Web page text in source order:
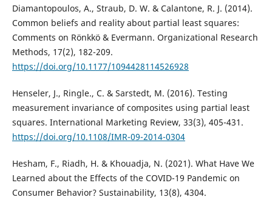
Diamantopoulos, A., Straub, D. W. & Calantone, R. J. (2014).
Common beliefs and reality about partial least squares:
Comments on Rönkkö & Evermann. Organizational Research
Methods, 17(2), 182-209.
https://doi.org/10.1177/1094428114526928
Henseler, J., Ringle., C. & Sarstedt, M. (2016). Testing
measurement invariance of composites using partial least
squares. International Marketing Review, 33(3), 405-431.
https://doi.org/10.1108/IMR-09-2014-0304
Hesham, F., Riadh, H. & Khouadja, N. (2021). What Have We
Learned about the Effects of the COVID-19 Pandemic on
Consumer Behavior? Sustainability, 13(8), 4304.